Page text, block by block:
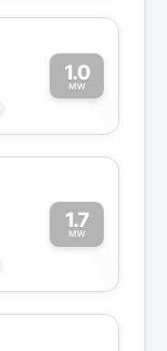
1.0
MW1
1.7
MW
1